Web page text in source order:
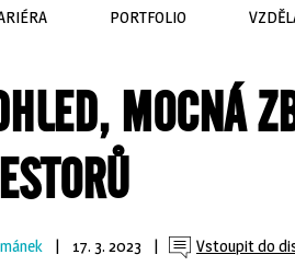
MOCNÁ
| 17. 3. 2023 | Vstoupit do
PORTFOLIO